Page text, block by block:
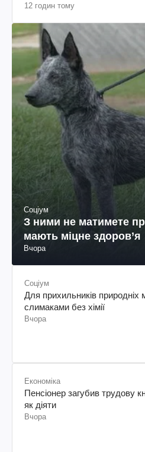
12 годин тому
Соціум
З ними не матимете
мають міцне здоров’я
Вчора
Соціум
Для прихильників природніх
слимаками без хімії
Вчора
Економіка
Пенсіонер загубив трудову
як діяти
Вчора